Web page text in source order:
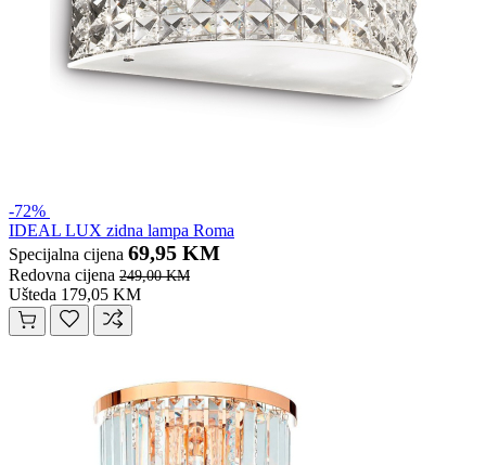
-72%
IDEAL LUX zidna lampa Roma
Specijalna cijena 69,95 KM
Redovna cijena 249,00 KM
Ušteda 179,05 KM